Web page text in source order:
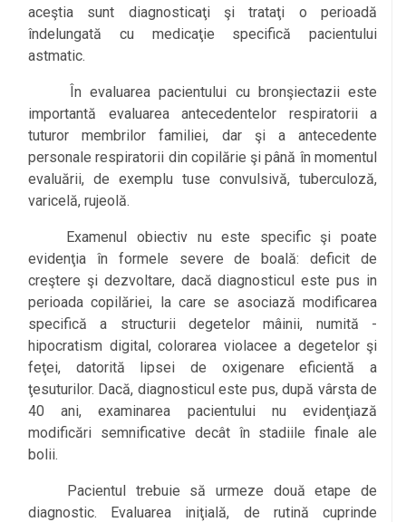
aceştia sunt diagnosticaţi şi trataţi o perioadă
îndelungată cu medicaţie specifică pacientului
astmatic.
În evaluarea pacientului cu bronşiectazii este
importantă evaluarea antecedentelor respiratorii a
tuturor membrilor familiei, dar şi a antecedente
personale respiratorii din copilărie şi până în momentul
evaluării, de exemplu tuse convulsivă, tuberculoză,
varicelă, rujeolă.
Examenul obiectiv nu este specific şi poate
evidenţia în formele severe de boală: deficit de
creştere şi dezvoltare, dacă diagnosticul este pus in
perioada copilăriei, la care se asociază modificarea
specifică a structurii degetelor mâinii, numită -
hipocratism digital, colorarea violacee a degetelor şi
feţei, datorită lipsei de oxigenare eficientă a
ţesuturilor. Dacă, diagnosticul este pus, după vârsta de
40 ani, examinarea pacientului nu evidenţiază
modificări semnificative decât în stadiile finale ale
bolii.
Pacientul trebuie să urmeze două etape de
diagnostic. Evaluarea iniţială, de rutină cuprinde